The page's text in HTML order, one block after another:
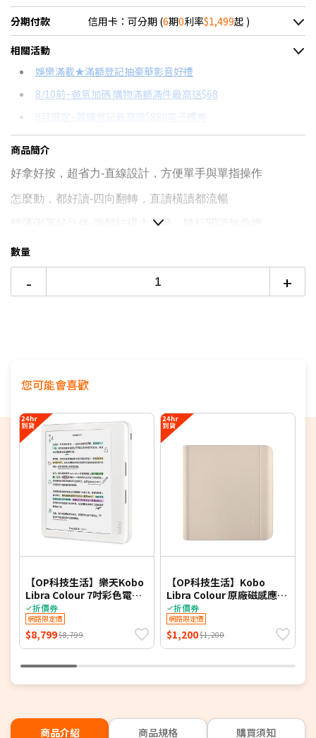
分期付款 信用卡：可分期 (6期0利率$1,499起 )
＊實際可分期數、適用利率，請以購物車顯示為主
信用卡分期
分期數
6期 0利率
6期
每期金額
$1,604
配合銀行/業者
18家銀行/業者
相關活動
娛樂滿載★滿額登記抽豪華影音好禮
8/10前~爸氣加碼 購物滿額滿件最高送$68
8月限定~首購登記最高領$888電子禮券
台灣大哥大Open Possible聯名卡滿額最高回饋25%
商品簡介
好拿好按，超省力-直線設計，方便單手與單指操作
怎麼動，都好讀-四向翻轉，直讀橫讀都流暢
輕薄俐落好伙伴-強韌結構大電量，隨行閱讀無負擔
更銳利，更飽和-多段色彩與燈光微調，舒適繽紛
數量
- +
您可能會喜歡
【OP科技生活】樂天Kobo
Libra Colour 7吋彩色電子
書閱讀器-(白)
折價券
網路限定價
$8,799$8,799
【OP科技生活】Kobo
Libra Colour 原廠磁感應保
護殼(附筆槽)-奶茶米
折價券
網路限定價
$1,200$1,200
商品介紹 商品規格 購買須知